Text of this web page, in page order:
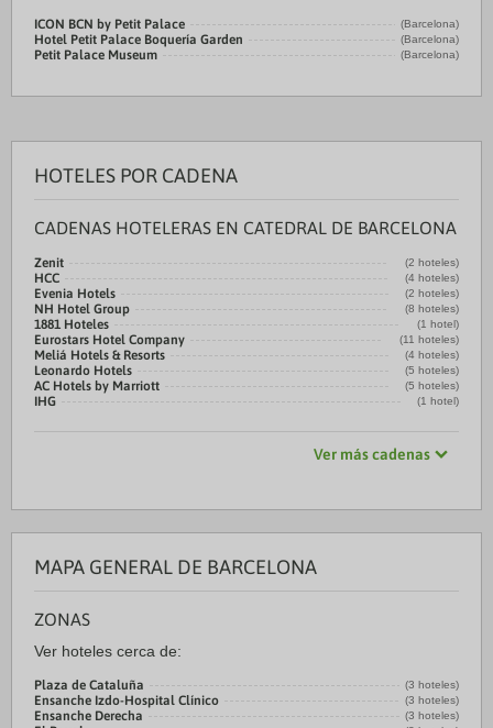
ICON BCN by Petit Palace (Barcelona)
Hotel Petit Palace Boquería Garden (Barcelona)
Petit Palace Museum (Barcelona)
HOTELES POR CADENA
CADENAS HOTELERAS EN CATEDRAL DE BARCELONA
Zenit (2 hoteles)
HCC (4 hoteles)
Evenia Hotels (2 hoteles)
NH Hotel Group (8 hoteles)
1881 Hoteles (1 hotel)
Eurostars Hotel Company (11 hoteles)
Meliá Hotels & Resorts (4 hoteles)
Leonardo Hotels (5 hoteles)
AC Hotels by Marriott (5 hoteles)
IHG (1 hotel)
Ver más cadenas
MAPA GENERAL DE BARCELONA
ZONAS
Ver hoteles cerca de:
Plaza de Cataluña (3 hoteles)
Ensanche Izdo-Hospital Clínico (3 hoteles)
Ensanche Derecha (3 hoteles)